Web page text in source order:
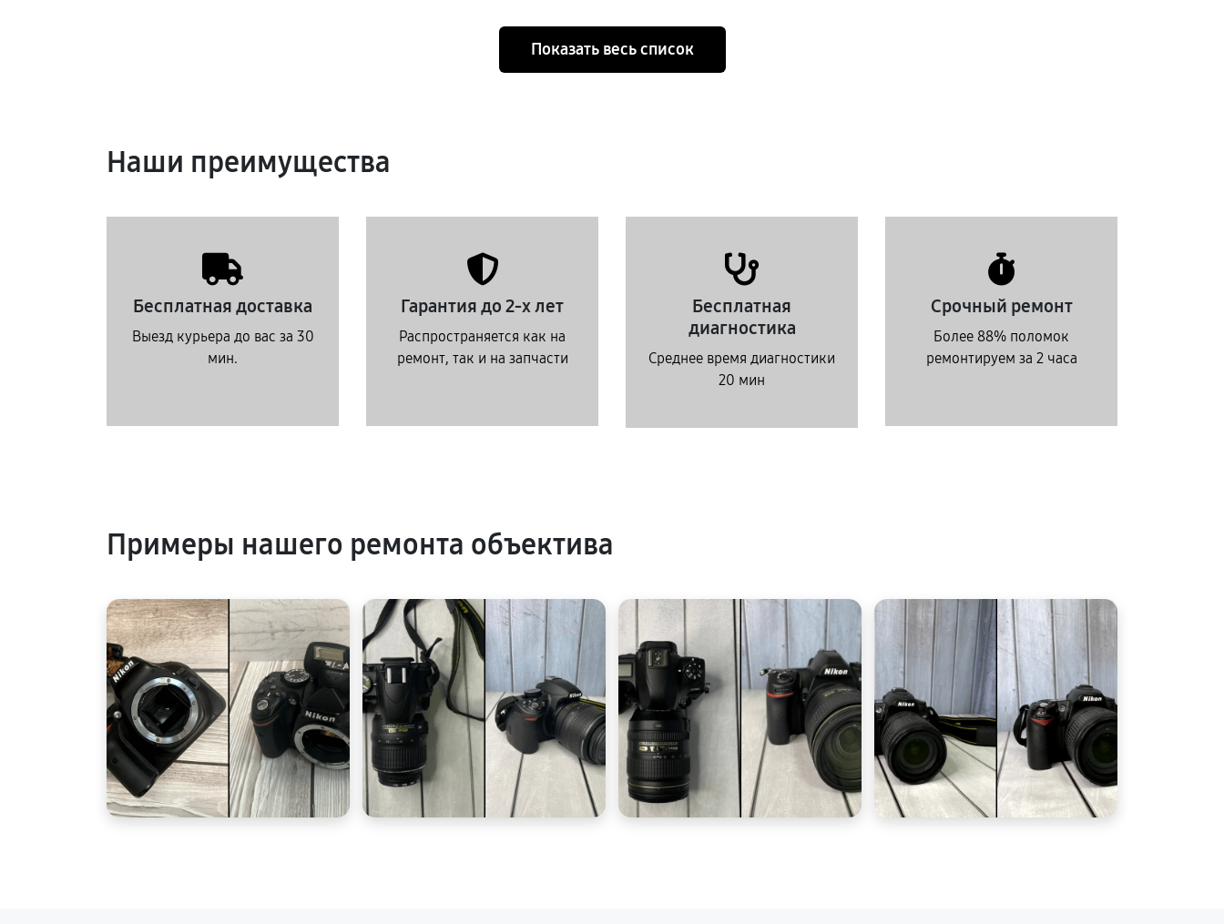
Показать весь список
Наши преимущества
Бесплатная доставка
Выезд курьера до вас за 30
мин.
Гарантия до 2-х лет
Распространяется как на
ремонт, так и на запчасти
Бесплатная
диагностика
Среднее время диагностики
20 мин
Срочный ремонт
Более 88% поломок
ремонтируем за 2 часа
Примеры нашего ремонта объектива